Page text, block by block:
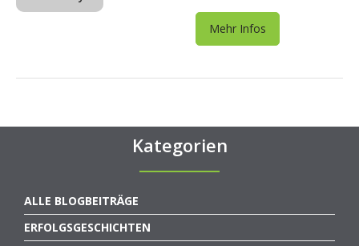
Mehr Infos
Kategorien
ALLE BLOGBEITRÄGE
ERFOLGSGESCHICHTEN